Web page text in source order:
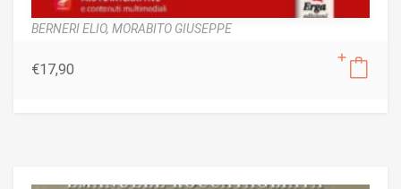
BERNERI ELIO, MORABITO GIUSEPPE
€17,90